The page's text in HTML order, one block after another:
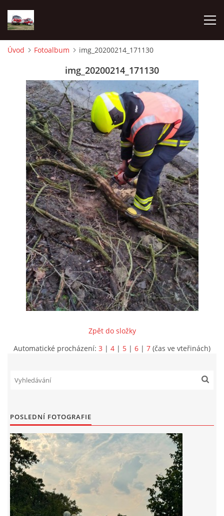
HISTORIE
VÝCVIK JPO
ZÁSAHY
PREVENCE
SYMBOLY
INFORMACE
Sbor dobrovolných hasičů Koterov
326 00 Plzeň
záznamník/fax.377443505 mob.725725474
hasicikoterov@email.cz
© 2026 eStránky.cz | Aktualizováno: 4. 8. 2026
Úvod Fotoalbum img_20200214_171130
img_20200214_171130
Zpět do složky
Automatické procházení: 3 | 4 | 5 | 6 | 7 (čas ve vteřinách)
POSLEDNÍ FOTOGRAFIE